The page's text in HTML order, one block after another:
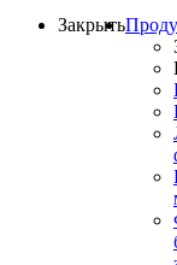
Закрыть